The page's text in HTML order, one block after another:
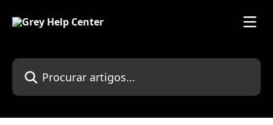
Procurar artigos...